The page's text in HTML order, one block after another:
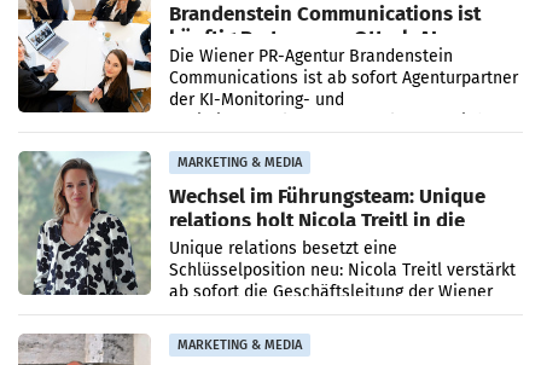
Brandenstein Communications ist
künftig Partner von OtterlyAI
Die Wiener PR-Agentur Brandenstein
Communications ist ab sofort Agenturpartner
der KI-Monitoring- und
MARKETING & MEDIA
Wechsel im Führungsteam: Unique
relations holt Nicola Treitl in die
Geschäftsleitung
Unique relations besetzt eine
Schlüsselposition neu: Nicola Treitl verstärkt
ab sofort die Geschäftsleitung der Wiener
PR-Agentur an der Seite von Josef Kalina und
Anna Kalina-Mahr.
MARKETING & MEDIA